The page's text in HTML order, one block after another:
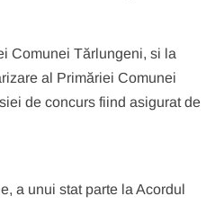
Comunei Tărlungeni, si la
al Primăriei Comunei
de concurs fiind asigurat de
a unui stat parte la Acordul